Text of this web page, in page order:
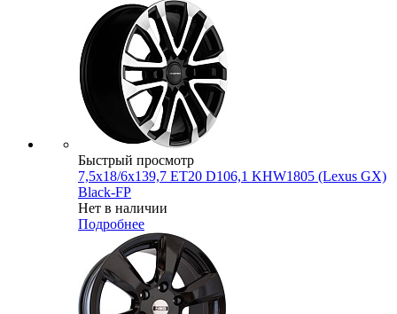
Быстрый просмотр
7,5x18/6x139,7 ET20 D106,1 KHW1805 (Lexus GX)
Black-FP
Нет в наличии
Подробнее